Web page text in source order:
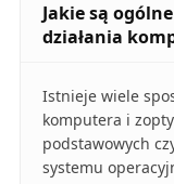
Jakie są
działania
Istnieje wiele
komputera i
podstawowych
systemu